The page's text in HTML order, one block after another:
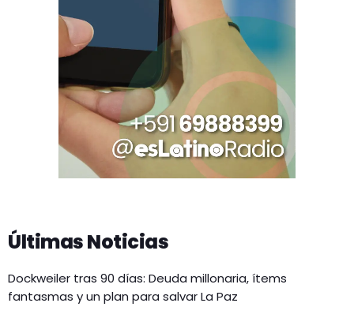
Últimas Noticias
Dockweiler tras 90 días: Deuda millonaria, ítems
fantasmas y un plan para salvar La Paz